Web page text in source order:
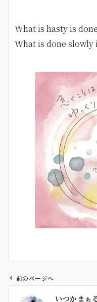
What is hasty is
What is done slowly
前のページへ
いつかまぁ